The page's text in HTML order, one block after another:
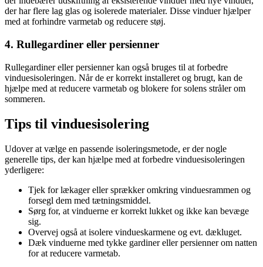
der har flere lag glas og isolerede materialer. Disse vinduer hjælper
med at forhindre varmetab og reducere støj.
4. Rullegardiner eller persienner
Rullegardiner eller persienner kan også bruges til at forbedre
vinduesisoleringen. Når de er korrekt installeret og brugt, kan de
hjælpe med at reducere varmetab og blokere for solens stråler om
sommeren.
Tips til vinduesisolering
Udover at vælge en passende isoleringsmetode, er der nogle
generelle tips, der kan hjælpe med at forbedre vinduesisoleringen
yderligere:
Tjek for lækager eller sprækker omkring vinduesrammen og
forsegl dem med tætningsmiddel.
Sørg for, at vinduerne er korrekt lukket og ikke kan bevæge
sig.
Overvej også at isolere vindueskarmene og evt. dækluget.
Dæk vinduerne med tykke gardiner eller persienner om natten
for at reducere varmetab.